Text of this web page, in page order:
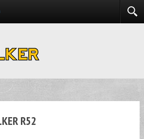
R52